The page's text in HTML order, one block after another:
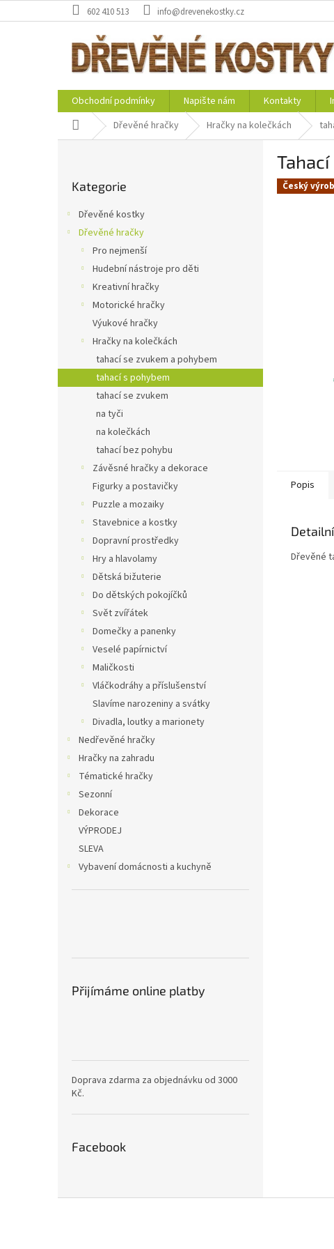
na
602 410 513 info@drevenekostky.cz
Obchodní podmínky Napište nám Kontakty
Domů Dřevěné hračky Hračky na kolečkách
kategorie
Kategorie
Dřevěné kostky
Dřevěné hračky
Pro nejmenší
Hudební nástroje pro děti
Kreativní hračky
Motorické hračky
Výukové hračky
Hračky na kolečkách
tahací se zvukem a pohybem
tahací s pohybem
tahací se zvukem
na tyči
na kolečkách
tahací bez pohybu
Závěsné hračky a dekorace
Figurky a postavičky
Puzzle a mozaiky
Stavebnice a kostky
Dopravní prostředky
Hry a hlavolamy
Dětská bižuterie
Do dětských pokojíčků
Svět zvířátek
Domečky a panenky
Veselé papírnictví
Maličkosti
Vláčkodráhy a příslušenství
Slavíme narozeniny a svátky
Divadla, loutky a marionety
Nedřevěné hračky
Hračky na zahradu
Tématické hračky
Sezonní
Dekorace
VÝPRODEJ
SLEVA
Vybavení domácnosti a kuchyně
Přijímáme online platby
Doprava zdarma za objednávku od 3000
Kč.
Facebook
Český
Popis
Dřevěné